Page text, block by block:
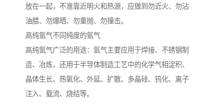
放在一起，不准靠近明火和热源，应做到勿近火、勿沾
油腊、勿爆晒、勿重抛、勿撞击。
高纯氩气不同纯度的氩气
高纯氩气广泛的用途：氩气主要应用于焊接、不锈钢制
造、冶炼，还用于半导体制造工艺中的化学气相淀积、
晶体生长、热氧化、外延、扩散、多晶硅、钨化、离子
注入、载流、烧结等。